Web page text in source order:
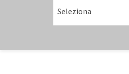
Seleziona